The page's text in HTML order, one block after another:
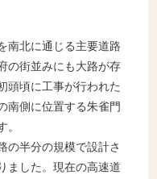
南北に通じる主要道路
の街並みにも大路が存
頭頃に工事が行われた
南側に位置する朱雀門
。
の半分の規模で設計さ
ました。現在の高速道